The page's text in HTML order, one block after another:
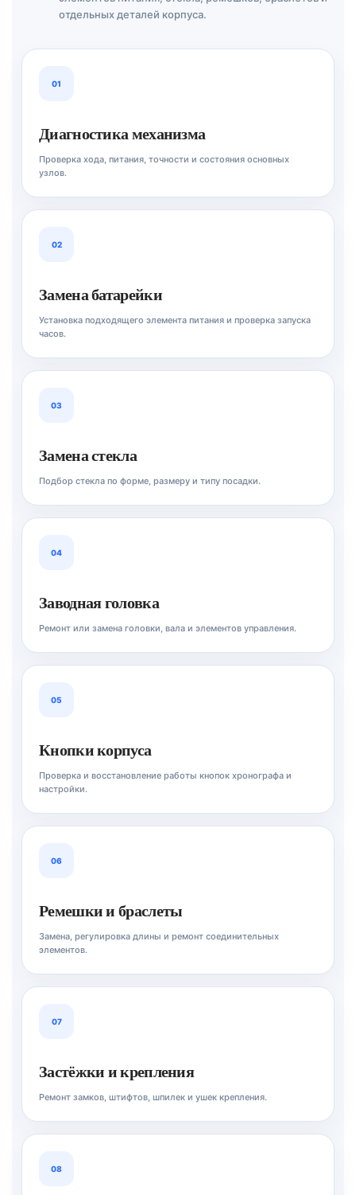
отдельных деталей корпуса.
01
Диагностика механизма
Проверка хода, питания, точности и состояния основных
узлов.
02
Замена батарейки
Установка подходящего элемента питания и проверка запуска
часов.
03
Замена стекла
Подбор стекла по форме, размеру и типу посадки.
04
Заводная головка
Ремонт или замена головки, вала и элементов управления.
05
Кнопки корпуса
Проверка и восстановление работы кнопок хронографа и
настройки.
06
Ремешки и браслеты
Замена, регулировка длины и ремонт соединительных
элементов.
07
Застёжки и крепления
Ремонт замков, штифтов, шпилек и ушек крепления.
08